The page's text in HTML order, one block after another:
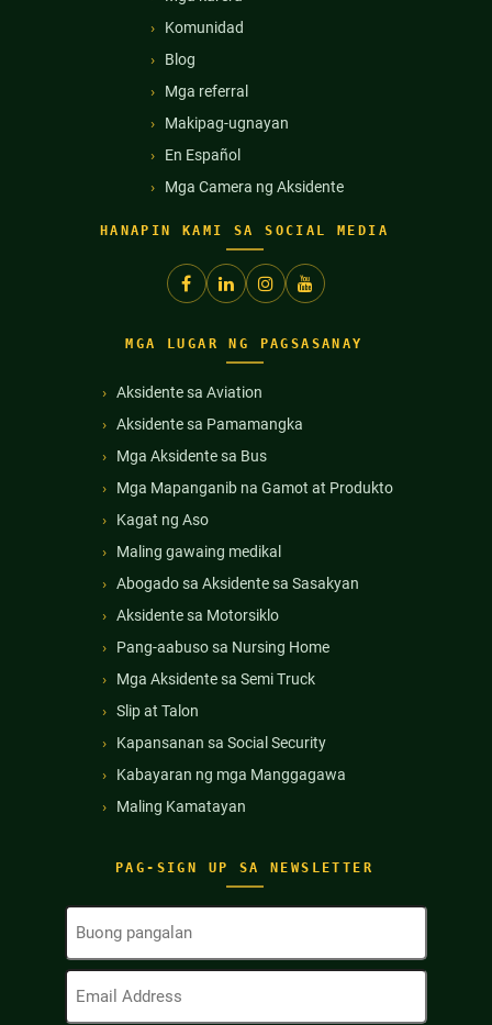
Komunidad
Blog
Mga referral
Makipag-ugnayan
En Español
Mga Camera ng Aksidente
HANAPIN KAMI SA SOCIAL MEDIA
PAG-SIGN UP SA NEWSLETTER
Buong
(Kinakailangan)
Email
(Kinakailangan)
MGA LUGAR NG PAGSASANAY
Aksidente sa Aviation
Aksidente sa Pamamangka
Mga Aksidente sa Bus
Mga Mapanganib na Gamot at Produkto
Kagat ng Aso
Maling gawaing medikal
Abogado sa Aksidente sa Sasakyan
Aksidente sa Motorsiklo
Pang-aabuso sa Nursing Home
Mga Aksidente sa Semi Truck
Slip at Talon
Kapansanan sa Social Security
Kabayaran ng mga Manggagawa
Maling Kamatayan